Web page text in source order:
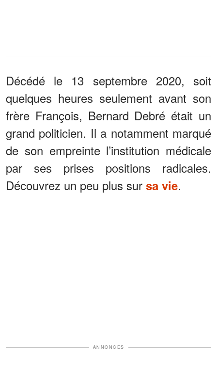
Décédé le 13 septembre 2020, soit
quelques heures seulement avant son
frère François, Bernard Debré était un
grand politicien. Il a notamment marqué
de son empreinte l’institution médicale
par ses prises positions radicales.
Découvrez un peu plus sur sa vie.
ANNONCES